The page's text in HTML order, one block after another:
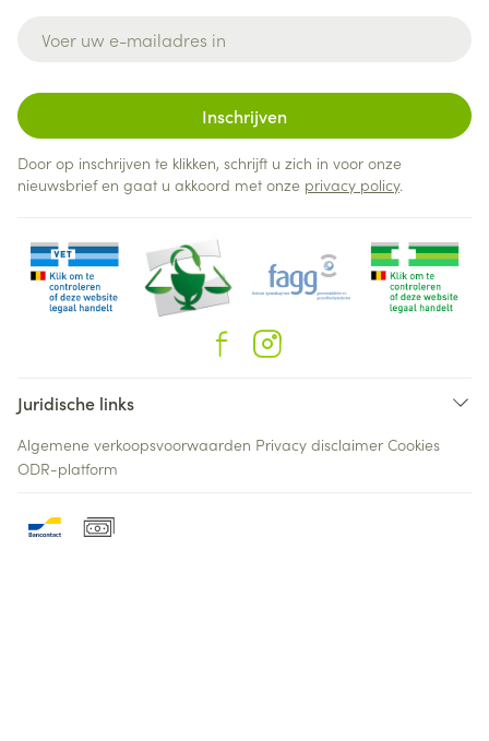
Inschrijven
Door op inschrijven te klikken, schrijft u zich in voor onze
nieuwsbrief en gaat u akkoord met onze privacy policy.
Juridische links
Algemene verkoopsvoorwaarden Privacy disclaimer Cookies
ODR-platform